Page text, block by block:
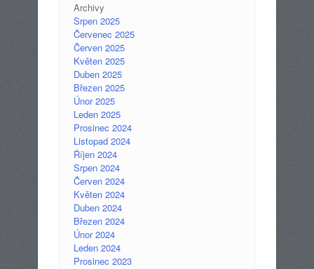
Archivy
Srpen 2025
Červenec 2025
Červen 2025
Květen 2025
Duben 2025
Březen 2025
Únor 2025
Leden 2025
Prosinec 2024
Listopad 2024
Říjen 2024
Srpen 2024
Červen 2024
Květen 2024
Duben 2024
Březen 2024
Únor 2024
Leden 2024
Prosinec 2023